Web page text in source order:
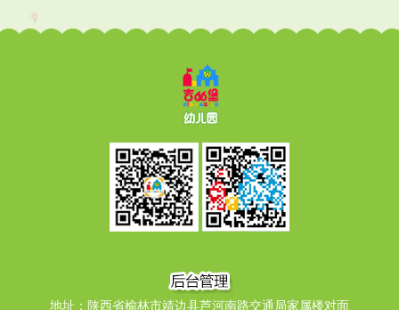
地址：陕西省榆林市靖边县芦河南路交通局家属楼对面